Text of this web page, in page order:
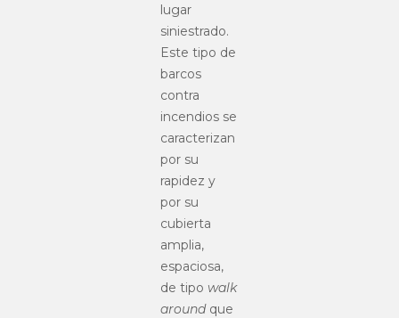
lugar
siniestrado.
Este tipo de
barcos
contra
incendios se
caracterizan
por su
rapidez y
por su
cubierta
amplia,
espaciosa,
de tipo walk
aroundque